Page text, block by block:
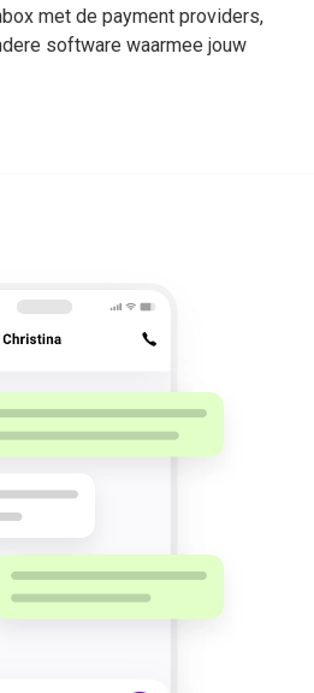
met de payment providers,
software waarmee jouw